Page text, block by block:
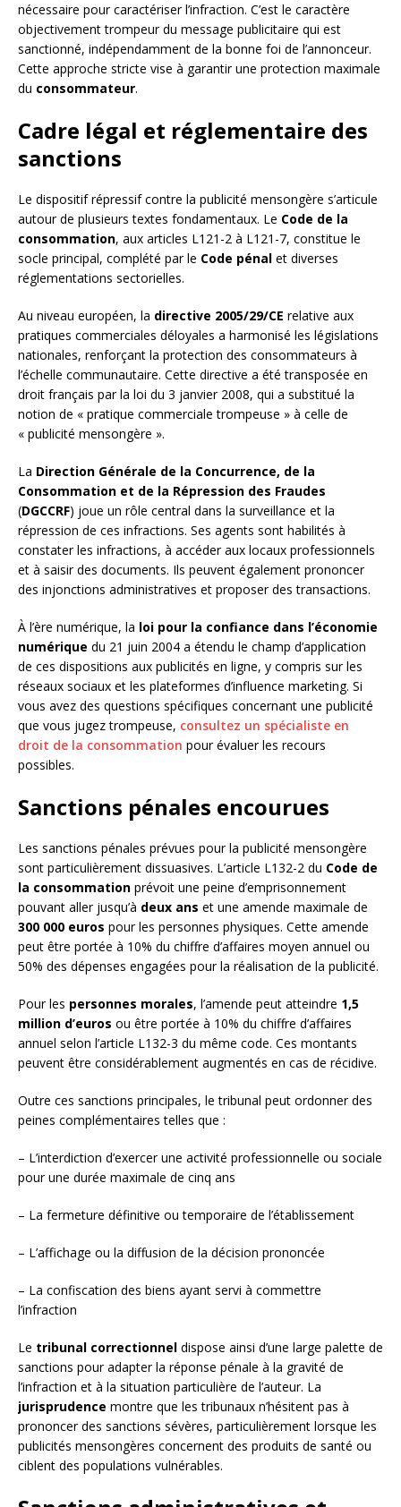
nécessaire pour caractériser l’infraction. C’est le caractère
objectivement trompeur du message publicitaire qui est
sanctionné, indépendamment de la bonne foi de l’annonceur.
Cette approche stricte vise à garantir une protection maximale
du consommateur.
Cadre légal et réglementaire des
sanctions
Le dispositif répressif contre la publicité mensongère s’articule
autour de plusieurs textes fondamentaux. Le Code de la
consommation, aux articles L121-2 à L121-7, constitue le
socle principal, complété par le Code pénal et diverses
réglementations sectorielles.
Au niveau européen, la directive 2005/29/CE relative aux
pratiques commerciales déloyales a harmonisé les législations
nationales, renforçant la protection des consommateurs à
l’échelle communautaire. Cette directive a été transposée en
droit français par la loi du 3 janvier 2008, qui a substitué la
notion de « pratique commerciale trompeuse » à celle de
« publicité mensongère ».
La Direction Générale de la Concurrence, de la
Consommation et de la Répression des Fraudes
(DGCCRF) joue un rôle central dans la surveillance et la
répression de ces infractions. Ses agents sont habilités à
constater les infractions, à accéder aux locaux professionnels
et à saisir des documents. Ils peuvent également prononcer
des injonctions administratives et proposer des transactions.
À l’ère numérique, la loi pour la confiance dans l’économie
numérique du 21 juin 2004 a étendu le champ d’application
de ces dispositions aux publicités en ligne, y compris sur les
réseaux sociaux et les plateformes d’influence marketing. Si
vous avez des questions spécifiques concernant une publicité
que vous jugez trompeuse, consultez un spécialiste en
droit de la consommation pour évaluer les recours
possibles.
Sanctions pénales encourues
Les sanctions pénales prévues pour la publicité mensongère
sont particulièrement dissuasives. L’article L132-2 du Code de
la consommation prévoit une peine d’emprisonnement
pouvant aller jusqu’à deux ans et une amende maximale de
300 000 euros pour les personnes physiques. Cette amende
peut être portée à 10% du chiffre d’affaires moyen annuel ou
50% des dépenses engagées pour la réalisation de la publicité.
Pour les personnes morales, l’amende peut atteindre 1,5
million d’euros ou être portée à 10% du chiffre d’affaires
annuel selon l’article L132-3 du même code. Ces montants
peuvent être considérablement augmentés en cas de récidive.
Outre ces sanctions principales, le tribunal peut ordonner des
peines complémentaires telles que :
– L’interdiction d’exercer une activité professionnelle ou sociale
pour une durée maximale de cinq ans
– La fermeture définitive ou temporaire de l’établissement
– L’affichage ou la diffusion de la décision prononcée
– La confiscation des biens ayant servi à commettre
l’infraction
Le tribunal correctionnel dispose ainsi d’une large palette de
sanctions pour adapter la réponse pénale à la gravité de
l’infraction et à la situation particulière de l’auteur. La
jurisprudence montre que les tribunaux n’hésitent pas à
prononcer des sanctions sévères, particulièrement lorsque les
publicités mensongères concernent des produits de santé ou
ciblent des populations vulnérables.